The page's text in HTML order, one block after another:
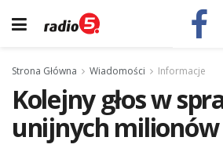
Strona Główna Wiadomości Informacje
Kolejny głos w
unijnych milionów